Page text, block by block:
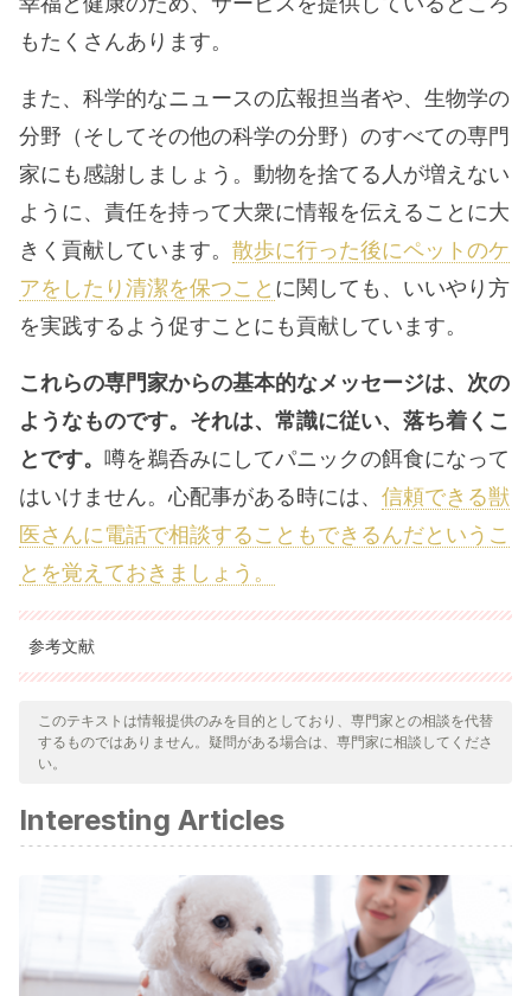
もたくさんあります。
また、科学的なニュースの広報担当者や、生物学の
分野（そしてその他の科学の分野）のすべての専門
家にも感謝しましょう。動物を捨てる人が増えない
ように、責任を持って大衆に情報を伝えることに大
きく貢献しています。 散歩に行った後にペットのケ
アをしたり清潔を保つこと に関しても、いいやり方
を実践するよう促すことにも貢献しています。
これらの専門家からの基本的なメッセージは、次の
ようなものです。それは、常識に従い、落ち着くこ
とです。 噂を鵜呑みにしてパニックの餌食になって
はいけません。心配事がある時には、 信頼できる獣
医さんに電話で相談することもできるんだというこ
とを覚えておきましょう。
参考文献
引用された全ての情報源は、品質、信頼性、時代性、および妥当
性を確保するために、私たちのチームによって綿密に審査されま
した。この記事の参考文献は、学術的または科学的に正確で信頼
Gabriela Puente. Facultad de Ciencias Veterinarias. 2018.
Infección por coronavirus felino. Extraído de:
https://www.ridaa.unicen.edu.ar/xmlui/bitstream/handle/
sequence=1&isAllowed=y
Mª del Mar Martín Calvo. Universidad Complutense de
Madrid. Coronavirus canino. Extraído de:
このテキストは情報提供のみを目的としており、専門家との相談を代替
するものではありません。疑問がある場合は、専門家に相談してくださ
い。
Interesting Articles